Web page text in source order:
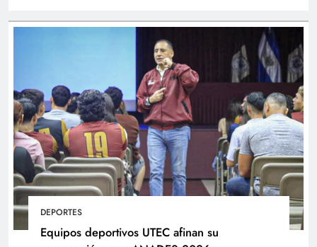
DEPORTES
Equipos deportivos UTEC afinan su